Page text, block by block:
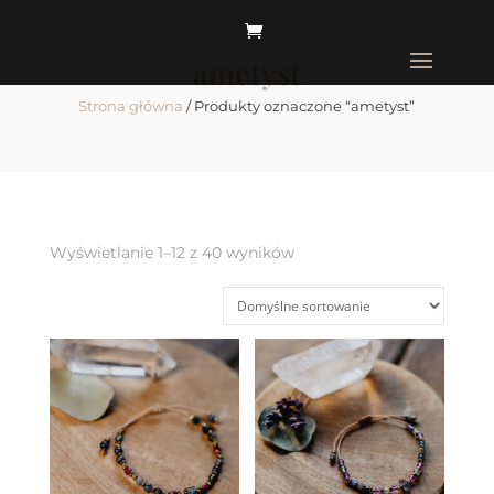
Strona główna / Produkty oznaczone “ametyst”
Wyświetlanie 1–12 z 40 wyników